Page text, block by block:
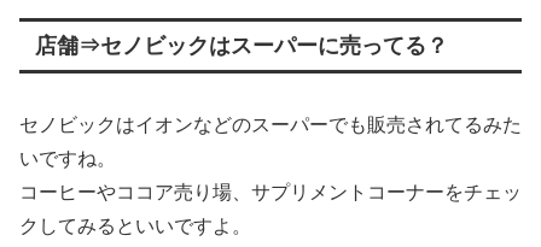
店舗⇒セノビックはスーパーに売ってる？
セノビックはイオンなどのスーパーでも販売されてるみた
いですね。
コーヒーやココア売り場、サプリメントコーナーをチェッ
クしてみるといいですよ。